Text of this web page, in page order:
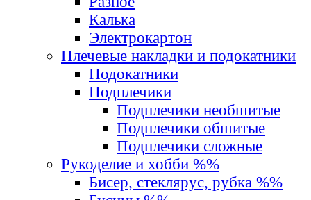
Калька
Электрокартон
Плечевые накладки и подокатники
Подокатники
Подплечики
Подплечики необшитые
Подплечики обшитые
Подплечики сложные
Рукоделие и хобби %%
Бисер, стеклярус, рубка %%